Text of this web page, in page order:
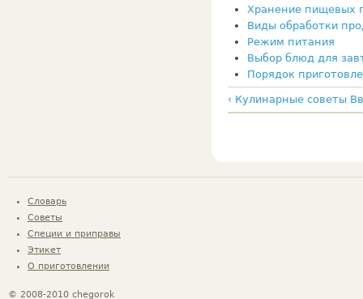
Хранение пищевых
Виды обработки
Режим питания
Выбор блюд для
Порядок
‹ Кулинарные советы
Словарь
Советы
Специи и приправы
Этикет
О приготовлении
© 2008-2010 chegorok